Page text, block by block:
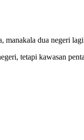
dua negeri
tetapi kawasan